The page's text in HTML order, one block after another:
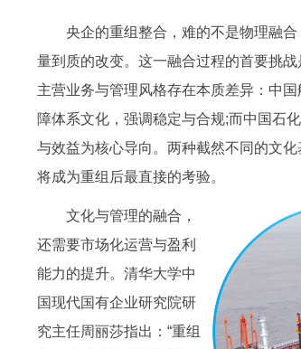
央企的重组整合，难的不是物理融合
量到质的改变。这一融合过程的首要挑
主营业务与管理风格存在本质差异：中
障体系文化，强调稳定与合规;而中国石
与效益为核心导向。两种截然不同的文
将成为重组后最直接的考验。
文化与管理的融合，
还需要市场化运营与盈利
能力的提升。清华大学中
国现代国有企业研究院研
究主任周丽莎指出：“重组